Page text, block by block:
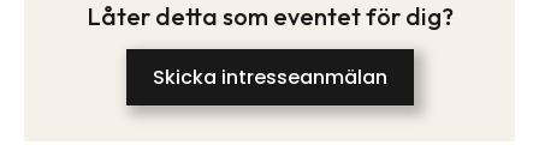
Låter detta som eventet för dig?
Skicka intresseanmälan